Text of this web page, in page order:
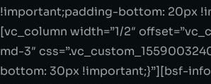
!important;padding-bottom: 20px
[vc_column width=”1/2″
md-3″
bottom: 30px !important;}”][bsf-